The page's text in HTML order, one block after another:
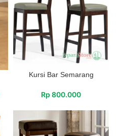
Kursi Bar Semarang
Rp 800.000